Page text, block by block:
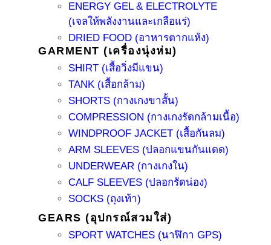
ENERGY GEL & ELECTROLYTE
(เจลให้พลังงานและเกลือแร่)
DRIED FOOD (อาหารตากแห้ง)
GARMENT (เครื่องนุ่งห่ม)
SHIRT (เสื้อวิ่งมีแขน)
TANK (เสื้อกล้าม)
SHORTS (กางเกงขาสั้น)
COMPRESSION (กางเกงรัดกล้ามเนื้อ)
WINDPROOF JACKET (เสื้อกันลม)
ARM SLEEVES (ปลอกแขนกันแดด)
UNDERWEAR (กางเกงใน)
CALF SLEEVES (ปลอกรัดน่อง)
SOCKS (ถุงเท้า)
GEARS (อุปกรณ์สวมใส่)
SPORT WATCHES (นาฬิกา GPS)